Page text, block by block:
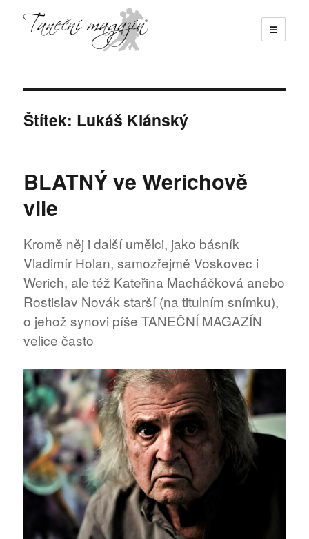
☰
Štítek: Lukáš Klánský
BLATNÝ ve Werichově
vile
Kromě něj i další umělci, jako básník
Vladimír Holan, samozřejmě Voskovec i
Werich, ale též Kateřina Macháčková anebo
Rostislav Novák starší (na titulním snímku),
o jehož synovi píše TANEČNÍ MAGAZÍN
velice často